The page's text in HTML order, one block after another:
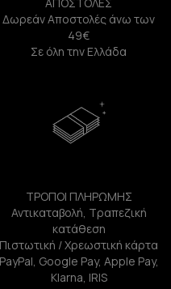
ΑΠΟΣΤΟΛΕΣ
Δωρεάν Αποστολές άνω των
49€
Σε όλη την Ελλάδα
ΤΡΟΠΟΙ ΠΛΗΡΩΜΗΣ
Αντικαταβολή, Τραπεζική
κατάθεση
Πιστωτική / Χρεωστική κάρτα
PayPal, Google Pay, Apple Pay,
Klarna, IRIS